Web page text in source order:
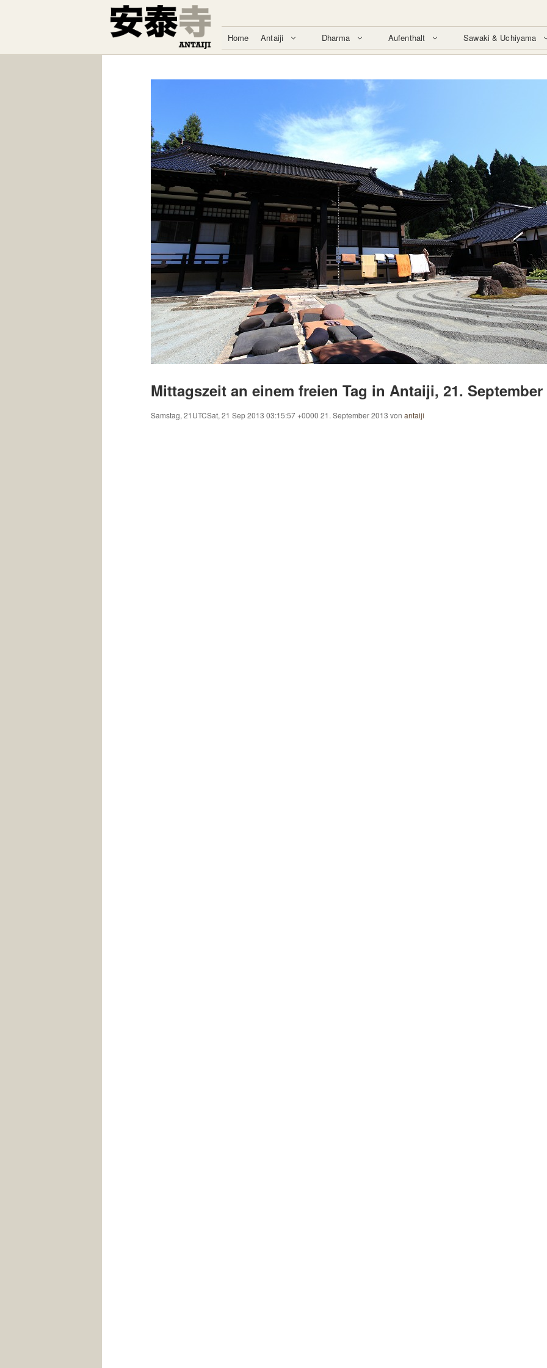
Home Antaiji Dharma Aufenthalt Sawaki & Uchiyama
Mittagszeit an einem freien Tag in Antaiji, 21. September
Samstag, 21UTCSat, 21 Sep 2013 03:15:57 +0000 21. September 2013 von antaiji